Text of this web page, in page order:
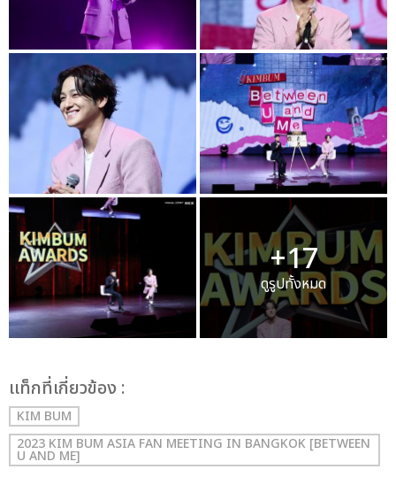
+17
ดูรูปทั้งหมด
เเท็กที่เกี่ยวข้อง :
KIM BUM
2023 KIM BUM ASIA FAN MEETING IN BANGKOK [BETWEEN
U AND ME]